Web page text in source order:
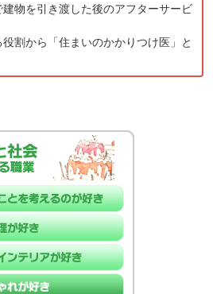
物を引き渡した後のアフターサービ
割から「住まいのかかりつけ医」と